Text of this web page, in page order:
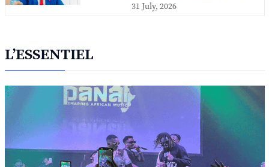
31 July, 2026
L’ESSENTIEL